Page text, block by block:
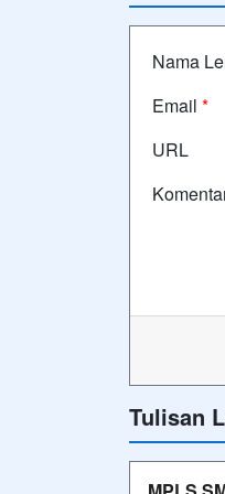
Nama
Email *
URL
Tulisan